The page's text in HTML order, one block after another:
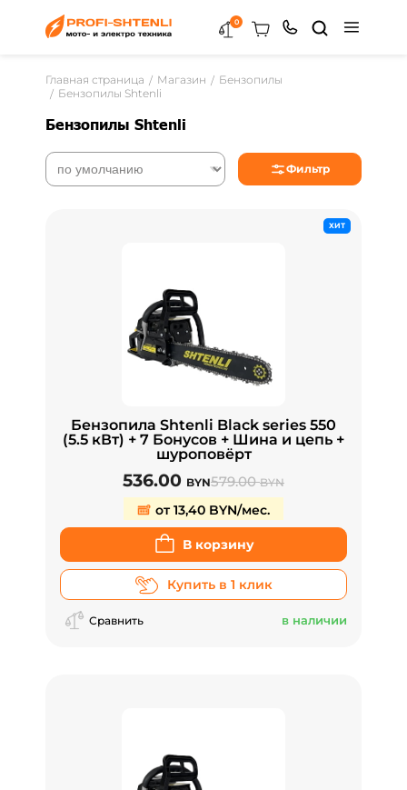
0
Главная страница Магазин
Бензопилы
Бензопилы Shtenli
Бензопилы Shtenli
Фильтр
ХИТ
Бензопила Shtenli Black series 550
(5.5 кВт) + 7 Бонусов + Шина и цепь +
шуроповёрт
536.00 BYN579.00BYN
от 13,40 BYN/мес.
В корзину
Купить в 1 клик
Сравнить в наличии